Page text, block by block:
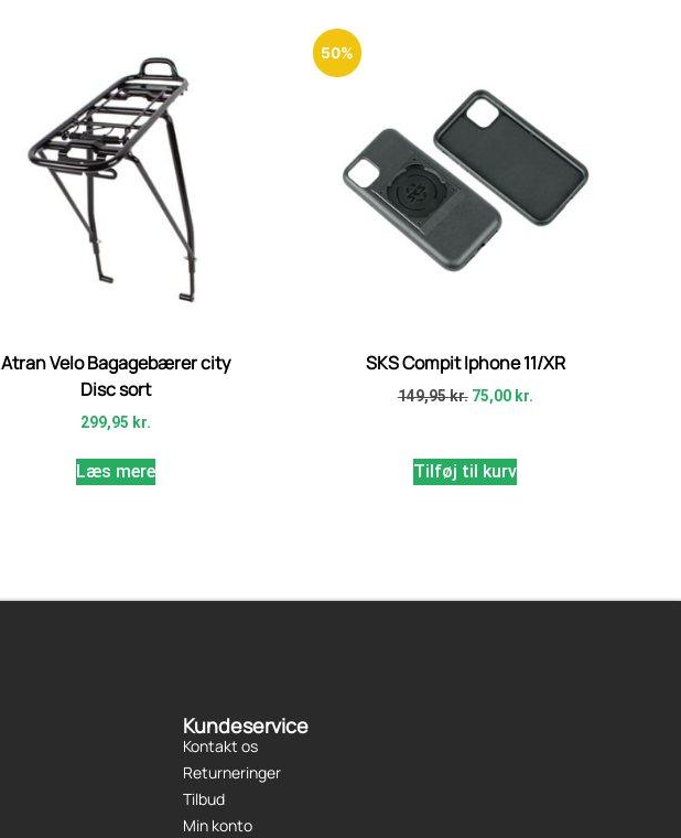
Atran Velo Bagagebærer city
Disc sort
299,95 kr.
Læs mere
50%
SKS Compit Iphone 11/XR
149,95kr. 75,00 kr.
Tilføj til kurv
Kundeservice
Kontakt os
Returneringer
Tilbud
Min konto